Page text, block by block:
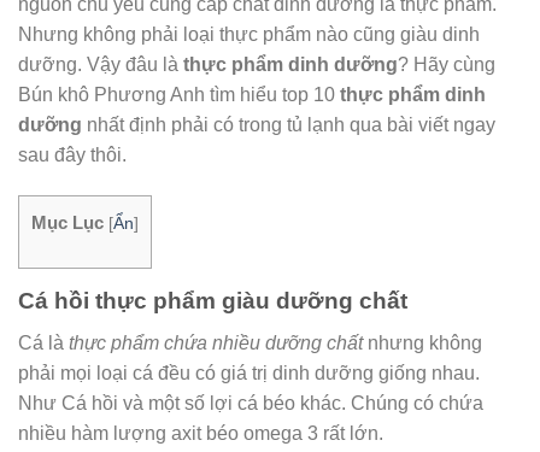
nguồn chủ yếu cung cấp chất dinh dưỡng là thực phẩm.
Nhưng không phải loại thực phẩm nào cũng giàu dinh
dưỡng. Vậy đâu là thực phẩm dinh dưỡng? Hãy cùng
Bún khô Phương Anh tìm hiểu top 10 thực phẩm dinh
dưỡng nhất định phải có trong tủ lạnh qua bài viết ngay
sau đây thôi.
Mục Lục [Ẩn]
Cá hồi thực phẩm giàu dưỡng chất
Cá là thực phẩm chứa nhiều dưỡng chấtnhưng không
phải mọi loại cá đều có giá trị dinh dưỡng giống nhau.
Như Cá hồi và một số lợi cá béo khác. Chúng có chứa
nhiều hàm lượng axit béo omega 3 rất lớn.